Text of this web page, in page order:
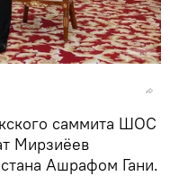
саммита ШОС
Мирзиёев
Ашрафом Гани.